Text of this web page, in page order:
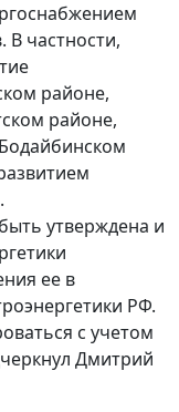
частности,
районе,
районе,
утверждена и
ее в
РФ.
с учетом
Дмитрий